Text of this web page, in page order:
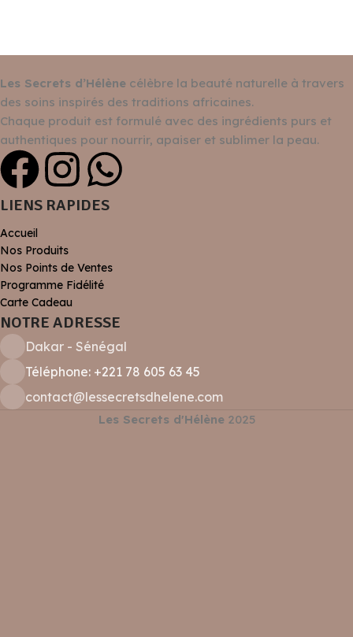
Les Secrets d’Hélène célèbre la beauté naturelle à travers
des soins inspirés des traditions africaines.
Chaque produit est formulé avec des ingrédients purs et
authentiques pour nourrir, apaiser et sublimer la peau.
LIENS RAPIDES
Accueil
Nos Produits
Nos Points de Ventes
Programme Fidélité
Carte Cadeau
NOTRE ADRESSE
Dakar - Sénégal
Téléphone: +221 78 605 63 45
contact@lessecretsdhelene.com
Les Secrets d'Hélène2025